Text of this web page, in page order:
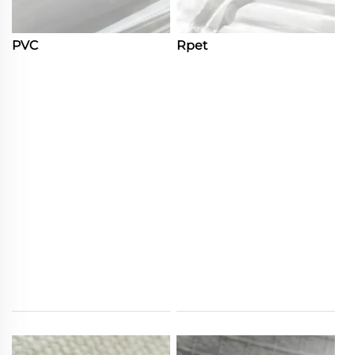
PVC Rpet